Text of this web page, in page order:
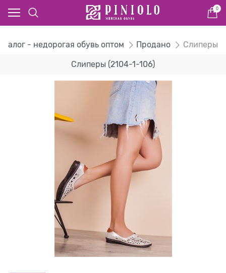
0
- недорогая обувь оптом Продано Слиперы
Слиперы (2104-1-106)